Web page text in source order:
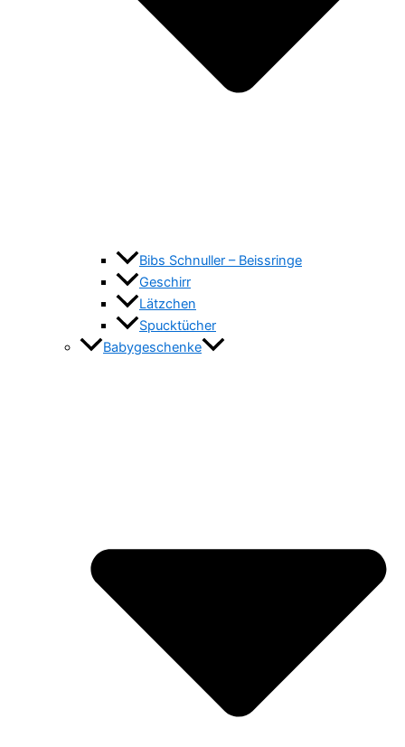
Bibs Schnuller – Beissringe
Geschirr
Lätzchen
Spucktücher
Babygeschenke